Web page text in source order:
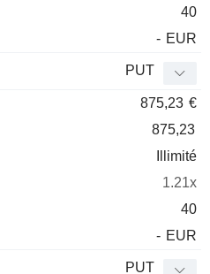
40
- EUR
PUT
875,23 €
875,23
Illimité
1.21x
40
- EUR
PUT